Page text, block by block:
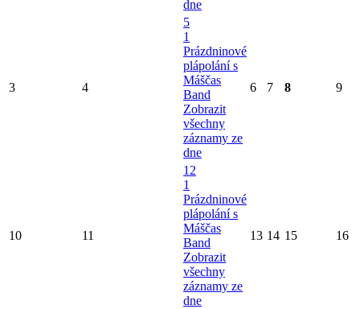
dne
3 4
5
1
Prázdninové
plápolání s
Máščas
Band
Zobrazit
všechny
záznamy ze
dne
6 7 8 9
10 11
12
1
Prázdninové
plápolání s
Máščas
Band
Zobrazit
všechny
záznamy ze
dne
13 14 15 16